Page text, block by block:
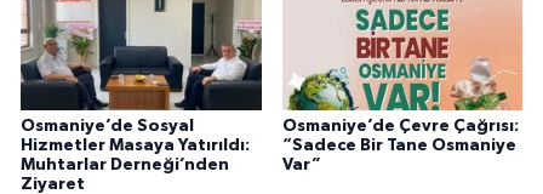
Osmaniye’de Sosyal
Hizmetler Masaya Yatırıldı:
Muhtarlar Derneği’nden
Ziyaret
Osmaniye’de Çevre Çağrısı:
“Sadece Bir Tane Osmaniye
Var”